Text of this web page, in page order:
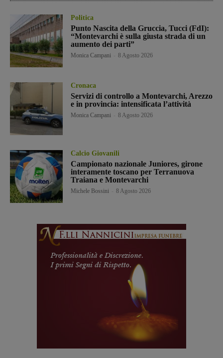
Politica
Punto Nascita della Gruccia, Tucci (FdI):
“Montevarchi è sulla giusta strada di un
aumento dei parti”
Monica Campani 8 Agosto 2026
Cronaca
Servizi di controllo a Montevarchi, Arezzo
e in provincia: intensificata l’attività
Monica Campani 8 Agosto 2026
Calcio Giovanili
Campionato nazionale Juniores, girone
interamente toscano per Terranuova
Traiana e Montevarchi
Michele Bossini 8 Agosto 2026